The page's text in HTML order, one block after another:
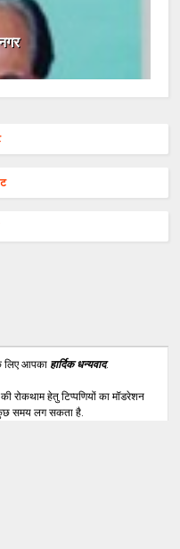
लिए आपका हार्दिक धन्यवाद.
रोकथाम हेतु टिप्पणियों का मॉडरेशन
समय लग सकता है.